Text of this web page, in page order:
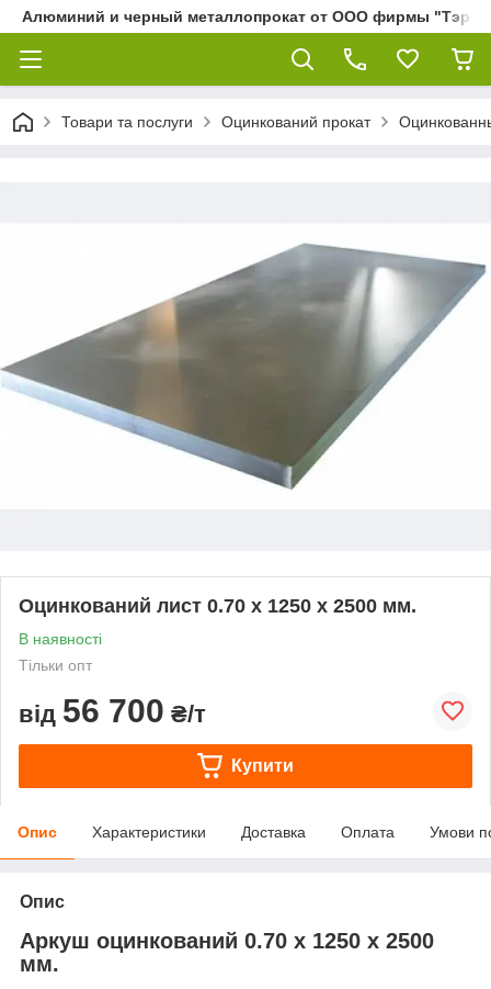
Алюминий и черный металлопрокат от ООО фирмы "Тэра"
Товари та послуги Оцинкований прокат
Оцинкований лист 0.70 х 1250 х 2500 мм.
В наявності
Тільки опт
від 56 700 ₴/т
Купити
Опис Характеристики Доставка Оплата Умови
Опис
Аркуш оцинкований 0.70 х 1250 х 2500
мм.